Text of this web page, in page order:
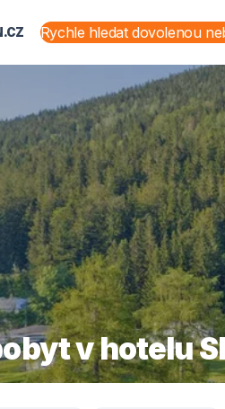
STÁTY A OBLASTI
v hotelu